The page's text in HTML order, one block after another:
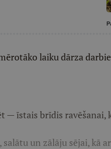
laiku dārza
— īstais brīdis ravēšanai,
un zālāju sējai, kā